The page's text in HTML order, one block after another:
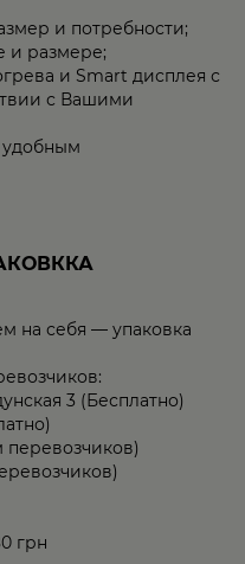
и потребности;
и размере;
и Smart дисплея с
с Вашими
на себя — упаковка
3 (Бесплатно)
грн